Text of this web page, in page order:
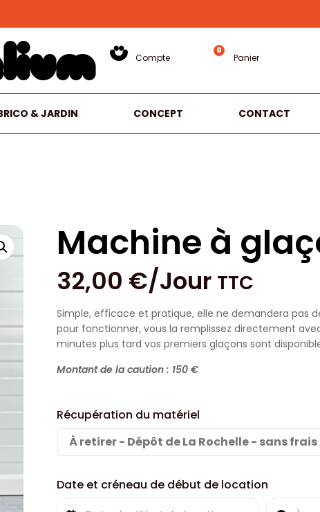
Compte
0
Panier
& JARDIN CONCEPT CONTACT
Machine à
32,00 €/Jour TTC
Simple, efficace et pratique, elle ne demandera pas
pour fonctionner, vous la remplissez directement avec
minutes plus tard vos premiers glaçons sont
Montant de la caution : 150 €
Récupération du matériel
À retirer - Dépôt de La Rochelle - sans frais
Date et créneau de début de location